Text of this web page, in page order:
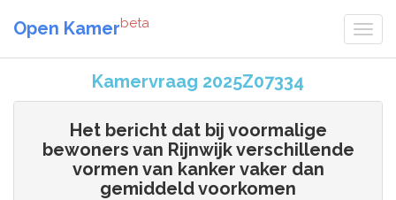
Open Kamerbeta
Kamervraag 2025Z07334
Het bericht dat bij voormalige
bewoners van Rijnwijk verschillende
vormen van kanker vaker dan
gemiddeld voorkomen